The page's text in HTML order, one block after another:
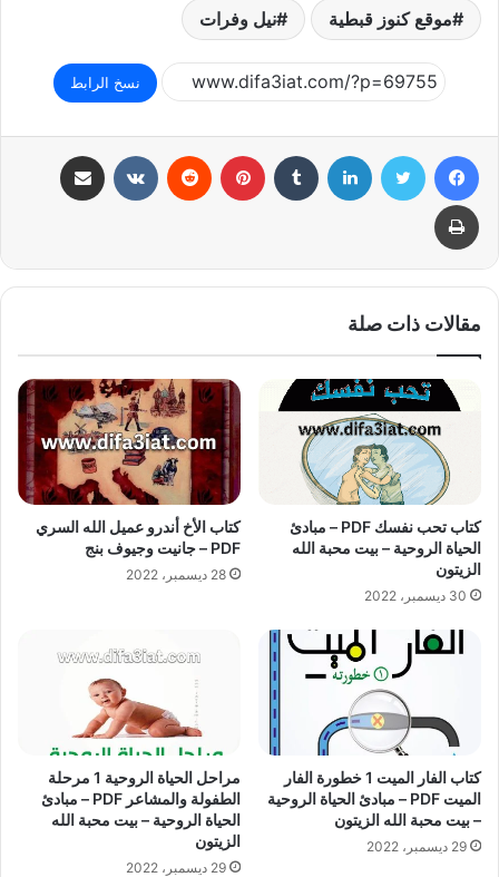
موقع كنوز قبطية نيل وفرات
نسخ الرابط
فيسبوك تويتر لينكدإن بينتيريست
طباعة
مقالات ذات صلة
كتاب تحب نفسك PDF – مبادئ
الحياة الروحية – بيت محبة الله
الزيتون
30 ديسمبر، 2022
كتاب الأخ أندرو عميل الله السري
PDF – جانيت وجيوف بنج
28 ديسمبر، 2022
كتاب الفار الميت 1 خطورة الفار
الميت PDF – مبادئ الحياة الروحية
– بيت محبة الله الزيتون
29 ديسمبر، 2022
مراحل الحياة الروحية 1 مرحلة
الطفولة والمشاعر PDF – مبادئ
الحياة الروحية – بيت محبة الله
الزيتون
29 ديسمبر، 2022